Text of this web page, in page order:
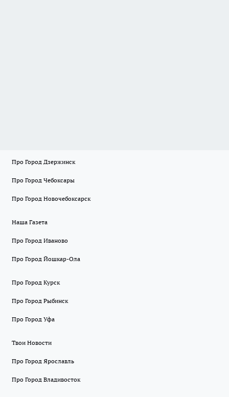
Про Город Дзержинск
Про Город Чебоксары
Про Город Новочебоксарск
Наша Газета
Про Город Иваново
Про Город Йошкар-Ола
Про Город Курск
Про Город Рыбинск
Про Город Уфа
Твои Новости
Про Город Ярославль
Про Город Владивосток